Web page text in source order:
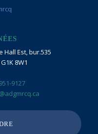
Hall Est, bur.535
8W1
9127